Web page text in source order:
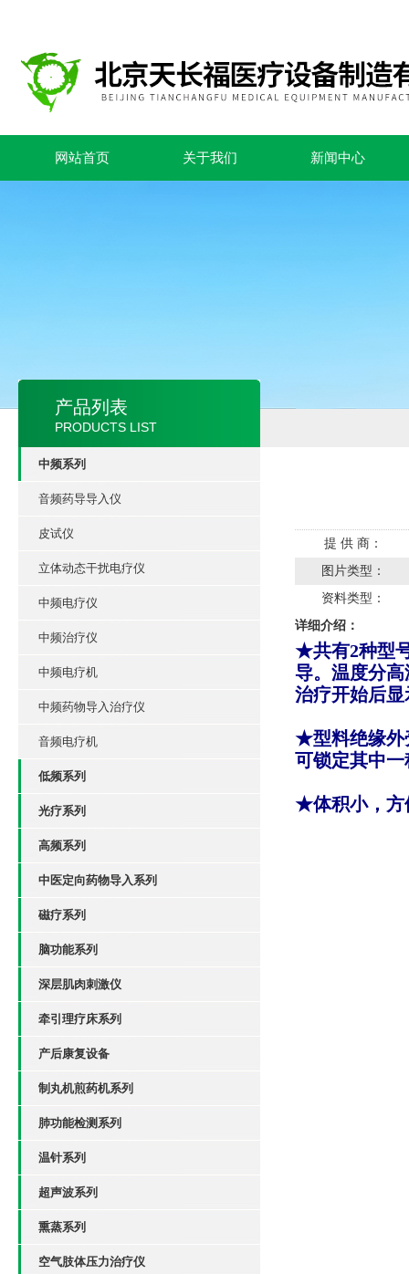
网站首页 关于我们 新闻中心
产品列表
PRODUCTS LIST
中频系列
音频药导导入仪
皮试仪
立体动态干扰电疗仪
中频电疗仪
中频治疗仪
中频电疗机
中频药物导入治疗仪
音频电疗机
低频系列
光疗系列
高频系列
中医定向药物导入系列
磁疗系列
脑功能系列
深层肌肉刺激仪
牵引理疗床系列
产后康复设备
制丸机煎药机系列
肺功能检测系列
温针系列
超声波系列
熏蒸系列
空气肢体压力治疗仪
提 供 商：
图片类型：
资料类型：
详细介绍：
★共有2种型
导。温度分
治疗开始后
★型料绝缘外
可锁定其中一
★体积小，方